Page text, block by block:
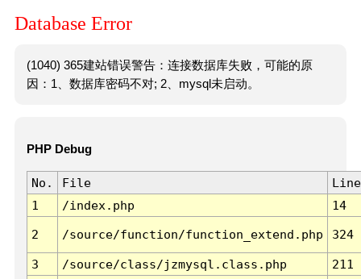
Database Error
(1040) 365建站错误警告：连接数据库失败，可能的原
因：1、数据库密码不对; 2、mysql未启动。
PHP Debug
No. File
Line
1
/index.php 14
2 /source/function/function_extend.php 324
3 /source/class/jzmysql.class.php
211